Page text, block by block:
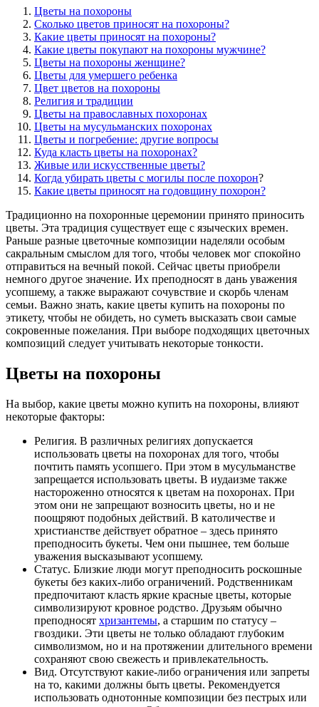
Цветы на похороны
Сколько цветов приносят на похороны?
Какие цветы приносят на похороны?
Какие цветы покупают на похороны мужчине?
Цветы на похороны женщине?
Цветы для умершего ребенка
Цвет цветов на похороны
Религия и традиции
Цветы на православных похоронах
Цветы на мусульманских похоронах
Цветы и погребение: другие вопросы
Куда класть цветы на похоронах?
Живые или искусственные цветы?
Когда убирать цветы с могилы после похорон?
Какие цветы приносят на годовщину похорон?
Традиционно на похоронные церемонии принято приносить
цветы. Эта традиция существует еще с языческих времен.
Раньше разные цветочные композиции наделяли особым
сакральным смыслом для того, чтобы человек мог спокойно
отправиться на вечный покой. Сейчас цветы приобрели
немного другое значение. Их преподносят в дань уважения
усопшему, а также выражают сочувствие и скорбь членам
семьи. Важно знать, какие цветы купить на похороны по
этикету, чтобы не обидеть, но суметь высказать свои самые
сокровенные пожелания. При выборе подходящих цветочных
композиций следует учитывать некоторые тонкости.
Цветы на похороны
На выбор, какие цветы можно купить на похороны, влияют
некоторые факторы:
Религия. В различных религиях допускается
использовать цветы на похоронах для того, чтобы
почтить память усопшего. При этом в мусульманстве
запрещается использовать цветы. В иудаизме также
настороженно относятся к цветам на похоронах. При
этом они не запрещают возносить цветы, но и не
поощряют подобных действий. В католичестве и
христианстве действует обратное – здесь принято
преподносить букеты. Чем они пышнее, тем больше
уважения высказывают усопшему.
Статус. Близкие люди могут преподносить роскошные
букеты без каких-либо ограничений. Родственникам
предпочитают класть яркие красные цветы, которые
символизируют кровное родство. Друзьям обычно
преподносят хризантемы, а старшим по статусу –
гвоздики. Эти цветы не только обладают глубоким
символизмом, но и на протяжении длительного времени
сохраняют свою свежесть и привлекательность.
Вид. Отсутствуют какие-либо ограничения или запреты
на то, какими должны быть цветы. Рекомендуется
использовать однотонные композиции без пестрых или